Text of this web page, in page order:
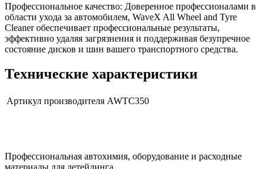
Профессиональное качество: Доверенное профессионалами в
области ухода за автомобилем, WaveX All Wheel and Tyre
Cleaner обеспечивает профессиональные результаты,
эффективно удаляя загрязнения и поддерживая безупречное
состояние дисков и шин вашего транспортного средства.
Технические характеристики
Артикул производителя AWTC350
Профессиональная автохимия, оборудование и расходные